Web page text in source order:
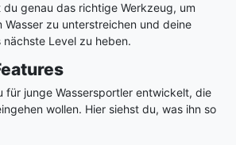
genau das richtige Werkzeug, um
Wasser zu unterstreichen und deine
Level zu heben.
für junge Wassersportler entwickelt, die
wollen. Hier siehst du, was ihn so